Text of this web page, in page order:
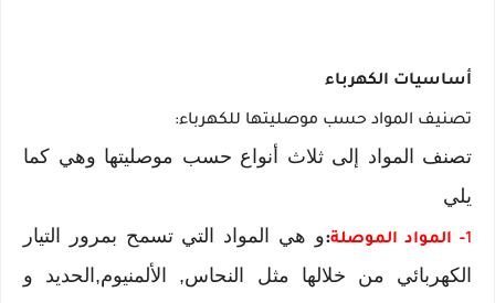
أساسيات الكهرباء
تصنيف المواد حسب موصليتها للكهرباء:
تصنف المواد إلى ثلاث أنواع حسب موصليتها وهي كما
يلي
1- المواد الموصلة:و هي المواد التي تسمح بمرور التيار
الكهربائي من خلالها مثل النحاس, الألمنيوم,الحديد و